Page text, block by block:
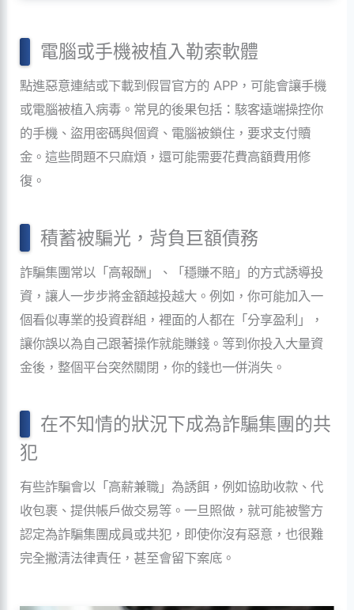
電腦或手機被植入勒索軟體
點進惡意連結或下載到假冒官方的 APP，可能會讓手機
或電腦被植入病毒。常見的後果包括：駭客遠端操控你
的手機、盜用密碼與個資、電腦被鎖住，要求支付贖
金。這些問題不只麻煩，還可能需要花費高額費用修
復。
積蓄被騙光，背負巨額債務
詐騙集團常以「高報酬」、「穩賺不賠」的方式誘導投
資，讓人一步步將金額越投越大。例如，你可能加入一
個看似專業的投資群組，裡面的人都在「分享盈利」，
讓你誤以為自己跟著操作就能賺錢。等到你投入大量資
金後，整個平台突然關閉，你的錢也一併消失。
在不知情的狀況下成為詐騙集團的共
犯
有些詐騙會以「高薪兼職」為誘餌，例如協助收款、代
收包裹、提供帳戶做交易等。一旦照做，就可能被警方
認定為詐騙集團成員或共犯，即使你沒有惡意，也很難
完全撇清法律責任，甚至會留下案底。